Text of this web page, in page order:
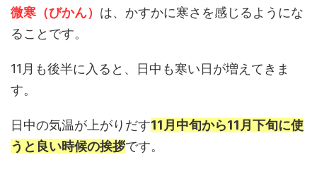
微寒（びかん） は、かすかに寒さを感じるようにな
ることです。
11月も後半に入ると、日中も寒い日が増えてきま
す。
日中の気温が上がりだす11月中旬から11月下旬に使
うと良い時候の挨拶です。